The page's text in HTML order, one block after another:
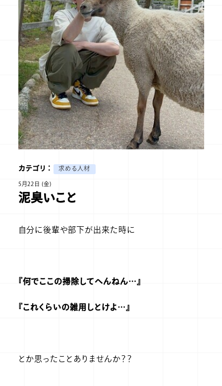
カテゴリ ： 求める人材
5月22日 (金)
泥臭いこと
自分に後輩や部下が出来た時に
『何でここの掃除してへんねん…』
『これくらいの雑用しとけよ…』
とか思ったことありませんか？？